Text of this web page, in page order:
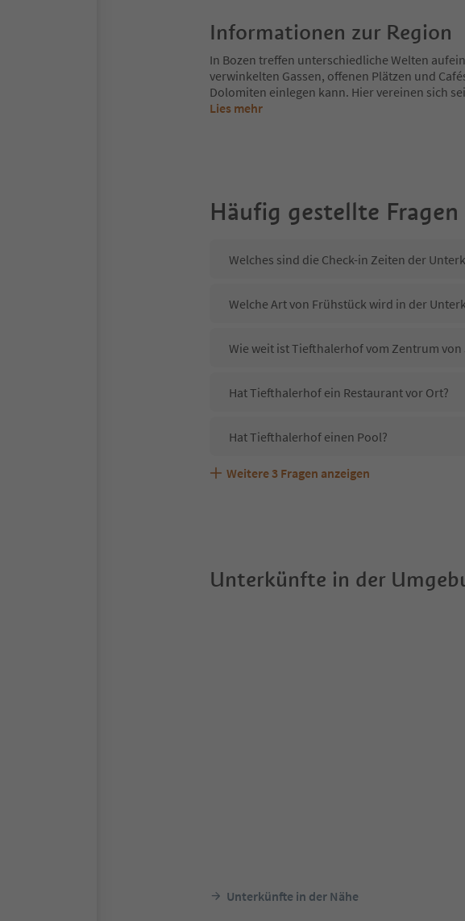
Informationen zur Region
In Bozen treffen unterschiedliche Welten
verwinkelten Gassen, offenen Plätzen und
Dolomiten einlegen kann. Hier vereinen sich
Lies mehr
Häufig gestellte Fragen
Welches sind die Check-in Zeiten der
Welche Art von Frühstück wird in der
Wie weit ist Tiefthalerhof vom Zentrum
Hat Tiefthalerhof ein Restaurant vor Ort?
Hat Tiefthalerhof einen Pool?
Sind Haustiere in der Unterkunft
Welche Services bietet Tiefthalerhof?
Weitere 3 Fragen anzeigen
Unterkünfte in der
Unterkünfte in der Nähe